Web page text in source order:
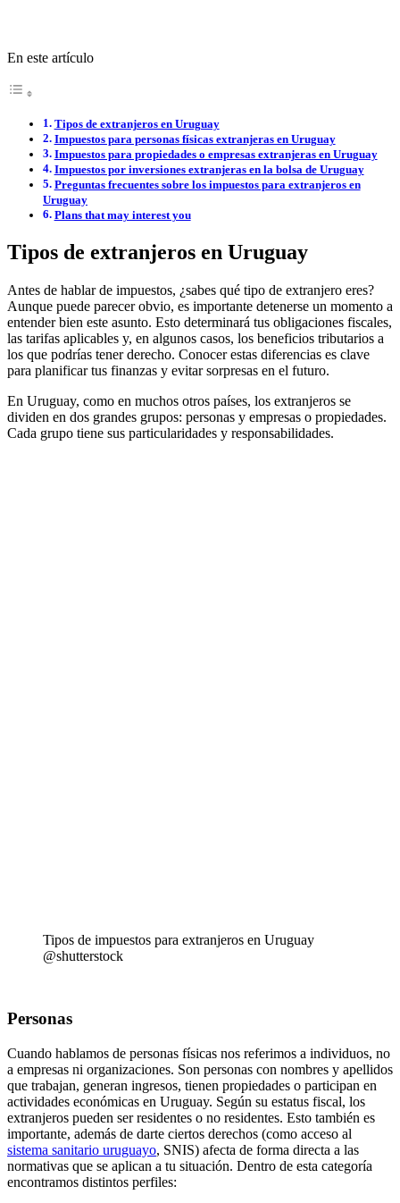
En este artículo
Tipos de extranjeros en Uruguay
Impuestos para personas físicas extranjeras en Uruguay
Impuestos para propiedades o empresas extranjeras en Uruguay
Impuestos por inversiones extranjeras en la bolsa de Uruguay
Preguntas frecuentes sobre los impuestos para extranjeros en
Uruguay
Plans that may interest you
Tipos de extranjeros en Uruguay
Antes de hablar de impuestos, ¿sabes qué tipo de extranjero eres?
Aunque puede parecer obvio, es importante detenerse un momento a
entender bien este asunto. Esto determinará tus obligaciones fiscales,
las tarifas aplicables y, en algunos casos, los beneficios tributarios a
los que podrías tener derecho. Conocer estas diferencias es clave
para planificar tus finanzas y evitar sorpresas en el futuro.
En Uruguay, como en muchos otros países, los extranjeros se
dividen en dos grandes grupos: personas y empresas o propiedades.
Cada grupo tiene sus particularidades y responsabilidades.
Tipos de impuestos para extranjeros en Uruguay
@shutterstock
Personas
Cuando hablamos de personas físicas nos referimos a individuos, no
a empresas ni organizaciones. Son personas con nombres y apellidos
que trabajan, generan ingresos, tienen propiedades o participan en
actividades económicas en Uruguay. Según su estatus fiscal, los
extranjeros pueden ser residentes o no residentes. Esto también es
importante, además de darte ciertos derechos (como acceso al
sistema sanitario uruguayo, SNIS) afecta de forma directa a las
normativas que se aplican a tu situación. Dentro de esta categoría
encontramos distintos perfiles: